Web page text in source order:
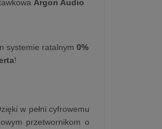
Argon Audio
systemie ratalnym 0%
!
w pełni cyfrowemu
przetwornikom o